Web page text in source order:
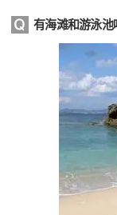
有海滩和游泳池